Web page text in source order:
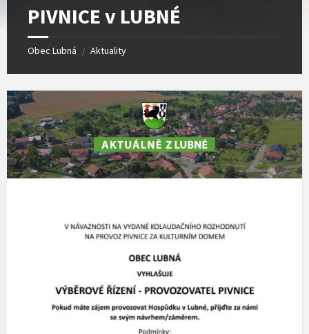
PIVNICE v LUBNÉ
Obec Lubná / Aktuality